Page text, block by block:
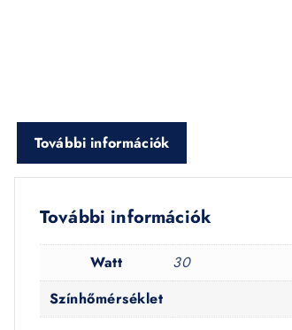
További információk
További információk
Watt
30
Színhőmérséklet